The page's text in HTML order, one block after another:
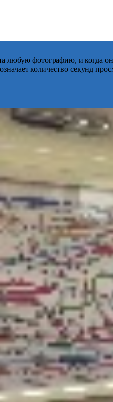
фотографию, и когда
количество секунд